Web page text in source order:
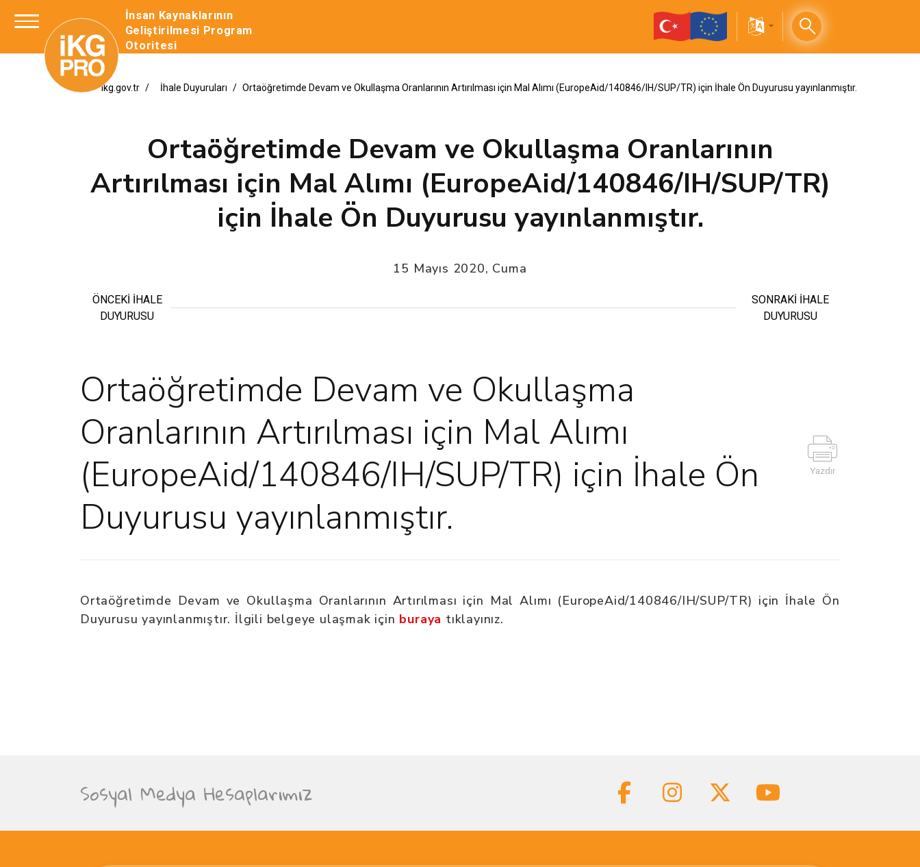
İnsan Kaynaklarının
Geliştirilmesi Program
Otoritesi
ikg.gov.tr İhale Duyuruları Ortaöğretimde Devam ve Okullaşma Oranlarının Artırılması için Mal Alımı (EuropeAid/140846/IH/SUP/TR) için İhale Ön Duyurusu yayınlanmıştır.
Ortaöğretimde Devam ve Okullaşma Oranlarının
Artırılması için Mal Alımı (EuropeAid/140846/IH/SUP/TR)
için İhale Ön Duyurusu yayınlanmıştır.
15 Mayıs 2020, Cuma
ÖNCEKİ İHALE
DUYURUSU
SONRAKİ İHALE
DUYURUSU
Ortaöğretimde Devam ve Okullaşma
Oranlarının Artırılması için Mal Alımı
(EuropeAid/140846/IH/SUP/TR) için İhale Ön
Duyurusu yayınlanmıştır.
Yazdır
Ortaöğretimde Devam ve Okullaşma Oranlarının Artırılması için Mal Alımı (EuropeAid/140846/IH/SUP/TR) için İhale Ön
Duyurusu yayınlanmıştır. İlgili belgeye ulaşmak için buraya tıklayınız.
Sosyal Medya Hesaplarımız